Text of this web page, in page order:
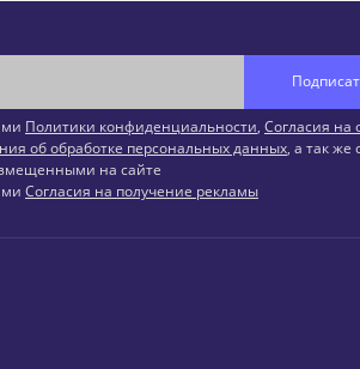
Политики конфиденциальности, Согласия на
об обработке персональных данных, а так же
на сайте
Согласия на получение рекламы